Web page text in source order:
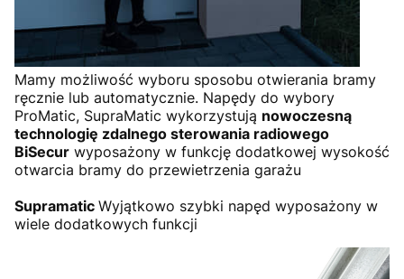
Mamy możliwość wyboru sposobu otwierania bramy
ręcznie lub automatycznie. Napędy do wybory
ProMatic, SupraMatic wykorzystują nowoczesną
technologię zdalnego sterowania radiowego
BiSecur wyposażony w funkcję dodatkowej wysokość
otwarcia bramy do przewietrzenia garażu
Supramatic Wyjątkowo szybki napęd wyposażony w
wiele dodatkowych funkcji